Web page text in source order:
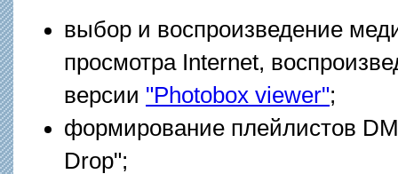
выбор и воспроизведение
просмотра Internet,
версии "Photobox viewer";
формирование плейлистов
Drop";